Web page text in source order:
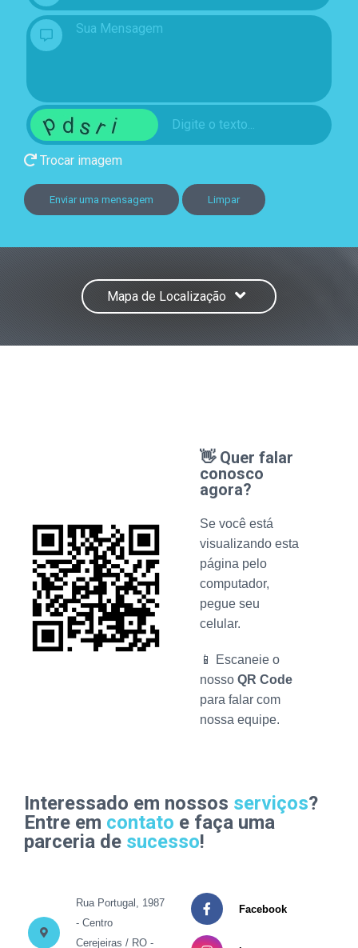
Trocar imagem
Enviar uma mensagem Limpar
Mapa de Localização
👋 Quer falar
conosco
agora?
Se você está
visualizando esta
página pelo
computador,
pegue seu
celular.
📱 Escaneie o
nosso QR Code
para falar com
nossa equipe.
Interessado em nossos serviços?
Entre em contato e faça uma
parceria de sucesso!
Rua Portugal, 1987
- Centro
Cerejeiras / RO -
Facebook